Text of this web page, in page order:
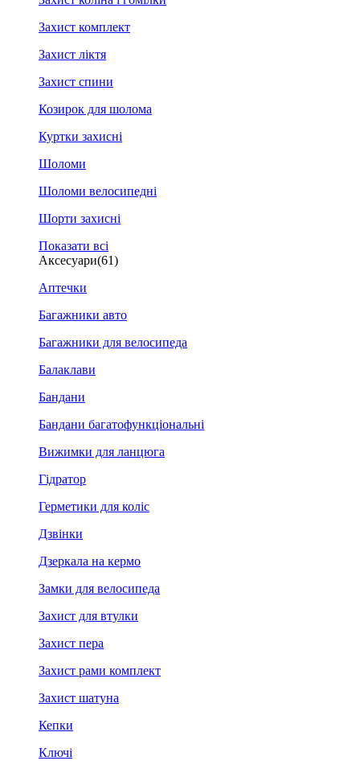
Захист комплект
Захист ліктя
Захист спини
Козирок для шолома
Куртки захисні
Шоломи
Шоломи велосипедні
Шорти захисні
Показати всі
Аксесуари(61)
Аптечки
Багажники авто
Багажники для велосипеда
Балаклави
Бандани
Бандани багатофункціональні
Вижимки для ланцюга
Гідратор
Герметики для коліс
Дзвінки
Дзеркала на кермо
Замки для велосипеда
Захист для втулки
Захист пера
Захист рами комплект
Захист шатуна
Кепки
Ключі